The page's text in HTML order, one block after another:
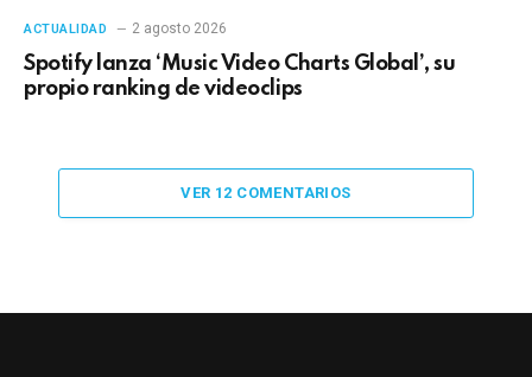
ACTUALIDAD 2 agosto 2026
Spotify lanza ‘Music Video Charts Global’, su
propio ranking de videoclips
VER 12 COMENTARIOS